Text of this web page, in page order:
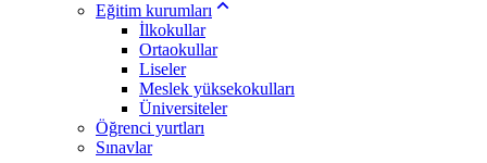
Eğitim kurumları
İlkokullar
Ortaokullar
Liseler
Meslek yüksekokulları
Üniversiteler
Öğrenci yurtları
Sınavlar